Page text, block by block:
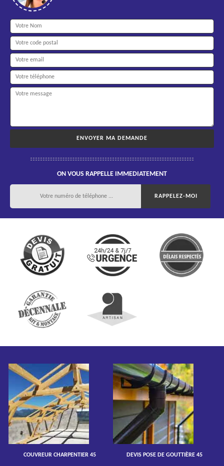
ON VOUS RAPPELLE IMMEDIATEMENT
COUVREUR CHARPENTIER 45 DEVIS POSE DE GOUTTIÈRE 45